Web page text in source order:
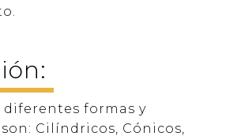
diferentes formas y
Cilíndricos, Cónicos,